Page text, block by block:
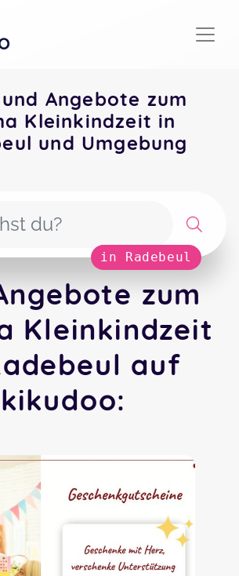
Angebote zum
Kleinkindzeit in
und Umgebung
in Radebeul
zum
Kleinkindzeit
auf
kikudoo: